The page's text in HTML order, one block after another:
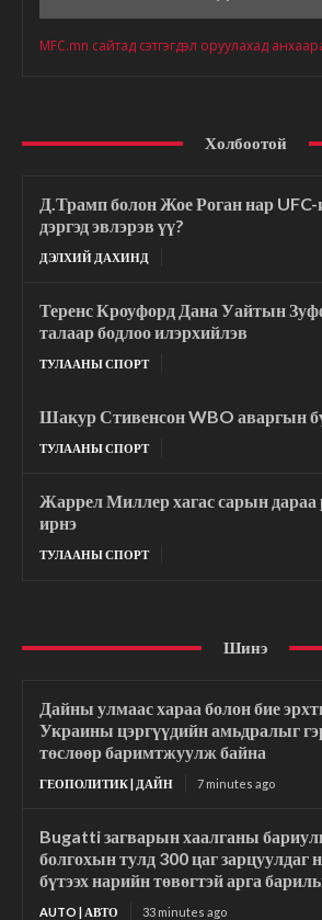
MFC.mn сайтад сэтгэгдэл оруулахад
Холбоотой
Д.Трамп болон Жое Роган нар
дэргэд эвлэрэв үү?
ДЭЛХИЙ ДАХИНД
Теренс Кроуфорд Дана Уайтын
талаар бодлоо илэрхийлэв
ТУЛААНЫ СПОРТ
Шакур Стивенсон WBO аваргын
ТУЛААНЫ СПОРТ
Жаррел Миллер хагас сарын дараа
ирнэ
ТУЛААНЫ СПОРТ
Шинэ
Дайны улмаас хараа болон бие
Украины цэргүүдийн амьдралыг
төслөөр баримтжуулж байна
ГЕОПОЛИТИК | ДАЙН 7 minutes ago
Bugatti загварын хаалганы
болгохын тулд 300 цаг зарцуулдаг
бүтээх нарийн төвөгтэй арга
AUTO | АВТО 33 minutes ago